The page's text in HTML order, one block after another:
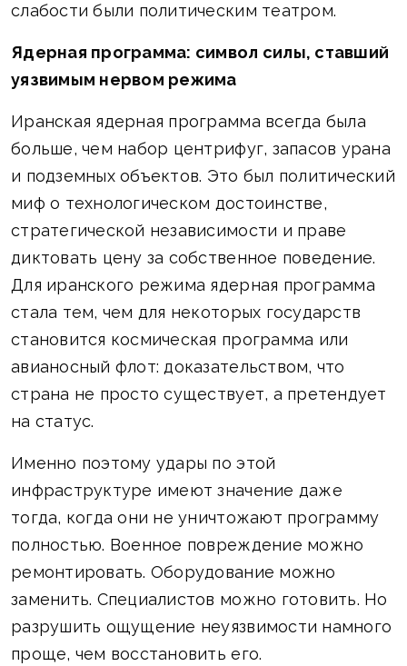
слабости были политическим театром.
Ядерная программа: символ силы, ставший
уязвимым нервом режима
Иранская ядерная программа всегда была
больше, чем набор центрифуг, запасов урана
и подземных объектов. Это был политический
миф о технологическом достоинстве,
стратегической независимости и праве
диктовать цену за собственное поведение.
Для иранского режима ядерная программа
стала тем, чем для некоторых государств
становится космическая программа или
авианосный флот: доказательством, что
страна не просто существует, а претендует
на статус.
Именно поэтому удары по этой
инфраструктуре имеют значение даже
тогда, когда они не уничтожают программу
полностью. Военное повреждение можно
ремонтировать. Оборудование можно
заменить. Специалистов можно готовить. Но
разрушить ощущение неуязвимости намного
проще, чем восстановить его.